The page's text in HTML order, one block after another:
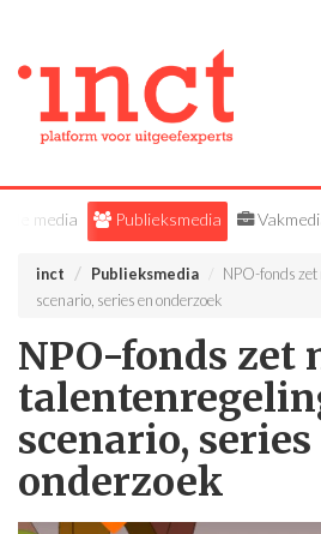
Alle media Publieksmedia
inct Publieksmedia
NPO-fonds
scenario, series en onderzoek
NPO-fonds zet
scenario, series
onderzoek